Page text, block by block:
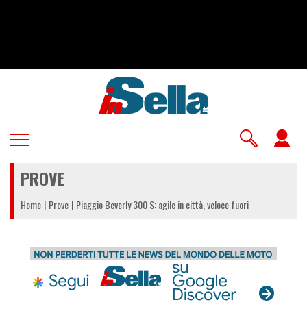
PROVE
Home Prove Piaggio Beverly 300 S: agile in città, veloce fuori